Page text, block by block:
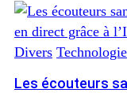
Divers Technologie
Les écouteurs